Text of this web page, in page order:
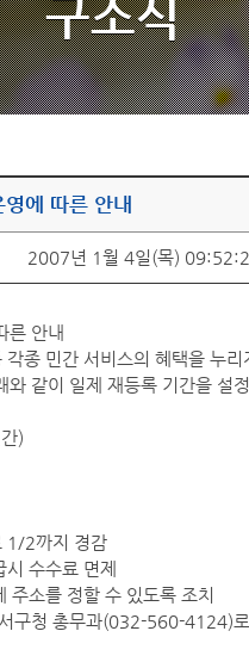
구소식
에 따른 안내
2007년 1월 4일(목)
른 안내
종 민간 서비스의 혜택을 누리
같이 일제 재등록 기간을 설
)
1/2까지 경감
수수료 면제
주소를 정할 수 있도록 조치
구청 총무과(032-560-4124)로